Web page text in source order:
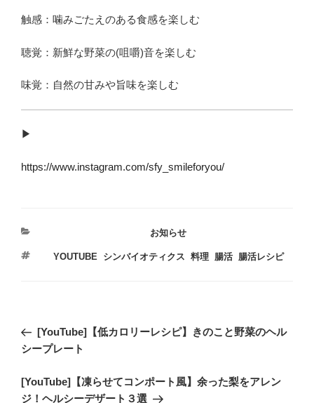
触感：噛みごたえのある食感を楽しむ
聴覚：新鮮な野菜の(咀嚼)音を楽しむ
味覚：自然の甘みや旨味を楽しむ
▶︎
https://www.instagram.com/sfy_smileforyou/
カ
ゴ
お知らせ
タ
YOUTUBE, シンバイオティクス 料理, 腸活, 腸活レシピ
稿
ビ
過
去
投
稿
[YouTube]【低カロリーレシピ】きのこと野菜のヘル
シープレート
次
の
[YouTube]【凍らせてコンポート風】余った梨をアレン
ジ！ヘルシーデザート３選